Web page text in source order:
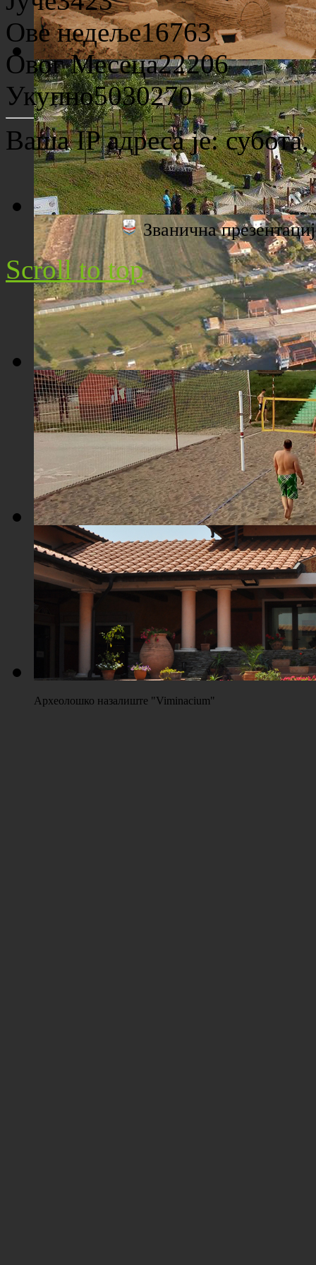
Археолошко налазиште "Viminacium"
Плажа "Топољар" - Поглед са торња
Плажа "Топољар" - Поглед из ваздуха
Плажа "Топољар" - Терени на песку
Археолошко назалиште "Viminacium"
Ове недеље16763
Овог Месеца22206
Укупно5030270
Ваша IP адреса је:
Званична
Scroll to top